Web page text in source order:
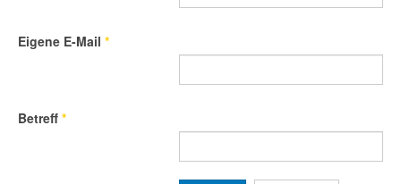
Eigene E-Mail *
Betreff *